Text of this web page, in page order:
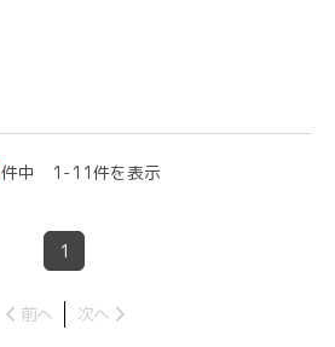
件中 1-11件を表示
1
前へ 次へ